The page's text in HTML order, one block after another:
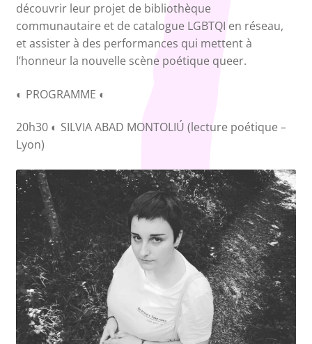
découvrir leur projet de bibliothèque
communautaire et de catalogue LGBTQI en réseau,
et assister à des performances qui mettent à
l’honneur la nouvelle scène poétique queer.
◐ PROGRAMME ◐
20h30 ◐ SILVIA ABAD MONTOLIÚ (lecture poétique –
Lyon)